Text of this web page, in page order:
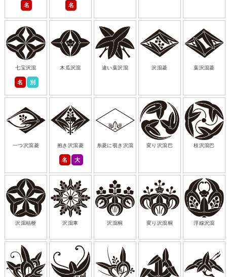
名 名
七宝沢瀉
名 別
木瓜沢瀉 違い葉沢瀉 沢瀉菱 葉沢瀉菱
一つ沢瀉菱 抱き沢瀉菱
名 大
糸菱に覗き沢瀉 変り沢瀉巴 枝沢瀉巴
沢瀉桔梗 沢瀉車 沢瀉桐 変り沢瀉桐 浮線沢瀉